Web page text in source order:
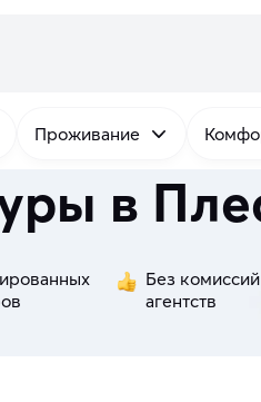
Проживание
в
Без комиссий
агентств